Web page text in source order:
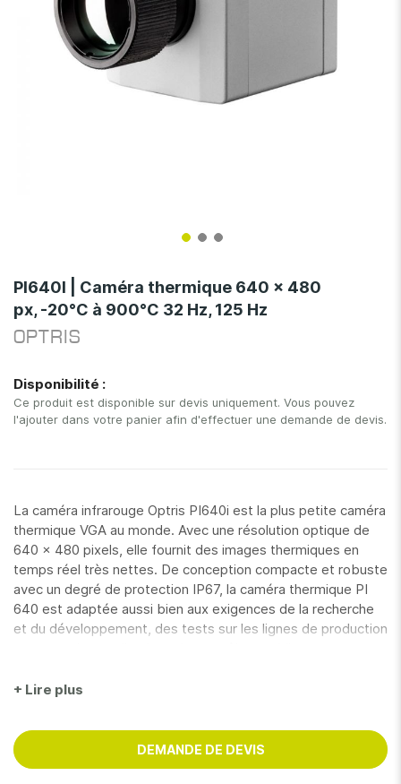
to
the
beginning
of
images
gallery
PI640I | Caméra thermique 640 x 480
px, -20°C à 900°C 32 Hz, 125 Hz
OPTRIS
Disponibilité :
Ce produit est disponible sur devis uniquement. Vous pouvez
l'ajouter dans votre panier afin d'effectuer une demande de devis.
La caméra infrarouge Optris PI640i est la plus petite caméra
thermique VGA au monde. Avec une résolution optique de
640 x 480 pixels, elle fournit des images thermiques en
temps réel très nettes. De conception compacte et robuste
avec un degré de protection IP67, la caméra thermique PI
640 est adaptée aussi bien aux exigences de la recherche
et du développement, des tests sur les lignes de production
La caméra PI 640i dispose, dans la version standard, d'une
peut être étendue également jusqu'à 1 500°C. Grâce à sa
sensibilité thermique (NETD) de 40 mK pour 33° x 25° FOV
(F=0,8), la PI640i s'impose dans tous les cas où les
+ Lire plus
DEMANDE DE DEVIS